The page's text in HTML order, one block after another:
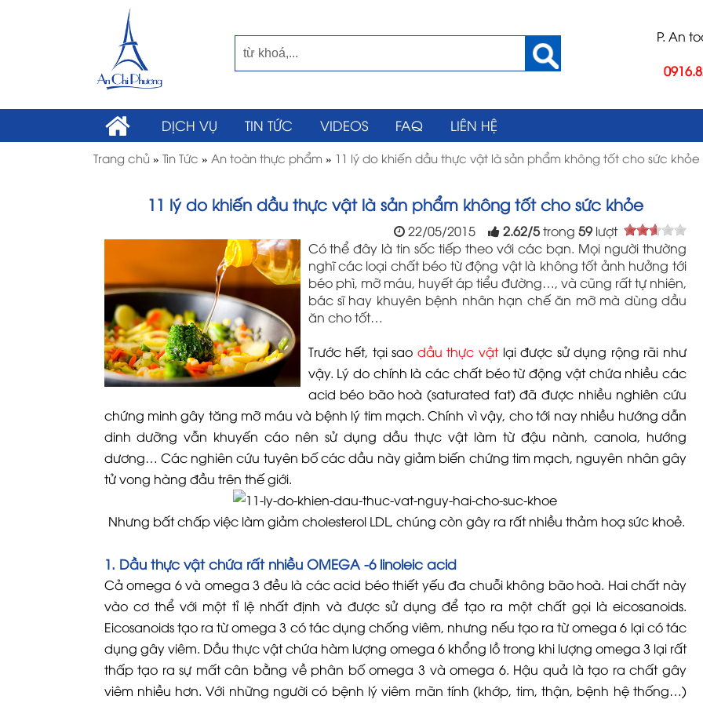
P. An
DỊCH VỤ TIN TỨC VIDEOS FAQ LIÊN HỆ
Trang chủ » Tin Tức » An toàn thực phẩm » 11 lý do khiến dầu thực vật là sản phẩm không tốt cho sức khỏe
11 lý do khiến dầu thực vật là sản phẩm không tốt cho sức khỏe
22/05/2015 2.62/5trong 59lượt
Có thể đây là tin sốc tiếp theo với các bạn. Mọi người thường
nghĩ các loại chất béo từ động vật là không tốt ảnh hưởng tới
béo phì, mỡ máu, huyết áp tiểu đường…, và cũng rất tự nhiên,
bác sĩ hay khuyên bệnh nhân hạn chế ăn mỡ mà dùng dầu
ăn cho tốt…
Trước hết, tại sao dầu thực vậtlại được sử dụng rộng rãi như
vậy. Lý do chính là các chất béo từ động vật chứa nhiều các
acid béo bão hoà (saturated fat) đã được nhiều nghiên cứu
chứng minh gây tăng mỡ máu và bệnh lý tim mạch. Chính vì vậy, cho tới nay nhiều hướng dẫn
dinh dưỡng vẫn khuyến cáo nên sử dụng dầu thực vật làm từ đậu nành, canola, hướng
dương… Các nghiên cứu tuyên bố các dầu này giảm biến chứng tim mạch, nguyên nhân gây
tử vong hàng đầu trên thế giới.
Nhưng bất chấp việc làm giảm cholesterol LDL, chúng còn gây ra rất nhiều thảm hoạ sức khoẻ.
1. Dầu thực vật chứa rất nhiều OMEGA -6 linoleic acid
Cả omega 6 và omega 3 đều là các acid béo thiết yếu đa chuỗi không bão hoà. Hai chất này
vào cơ thể với một tỉ lệ nhất định và được sử dụng để tạo ra một chất gọi là eicosanoids.
Eicosanoids tạo ra từ omega 3 có tác dụng chống viêm, nhưng nếu tạo ra từ omega 6 lại có tác
dụng gây viêm. Dầu thực vật chứa hàm lượng omega 6 khổng lồ trong khi lượng omega 3 lại rất
thấp tạo ra sự mất cân bằng về phân bố omega 3 và omega 6. Hậu quả là tạo ra chất gây
viêm nhiều hơn. Với những người có bệnh lý viêm mãn tính (khớp, tim, thận, bệnh hệ thống…)